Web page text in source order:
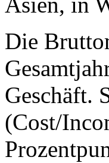
Die
Geschäft.
(Cost/